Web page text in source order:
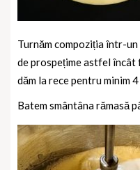
Turnăm compoziția într-
de prospețime astfel încât
dăm la rece pentru minim
Batem smântâna rămasă